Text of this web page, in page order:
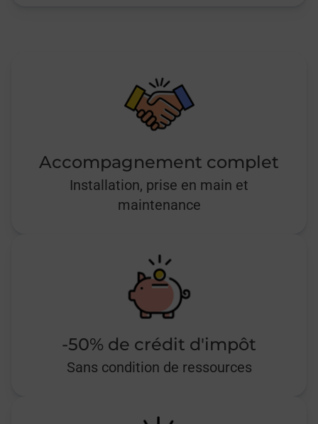
Accompagnement complet
Installation, prise en main et
maintenance
-50% de crédit d'impôt
Sans condition de ressources